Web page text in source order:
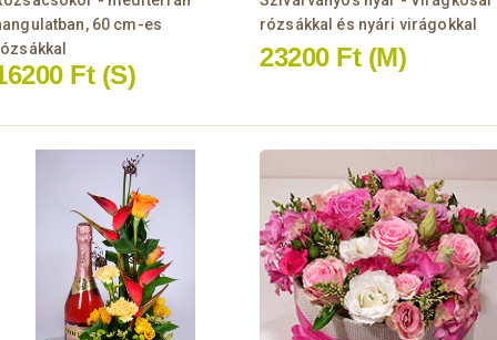
60 cm-es
Ft (S)
rózsákkal és nyári virágokkal
23200 Ft (M)